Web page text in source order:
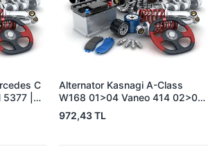
C
|
Alternator Kasnagi A-Class
W168 01>04 Vaneo 414 02>05
| ZEN 5411 | OEM A1661550215
972,43 TL